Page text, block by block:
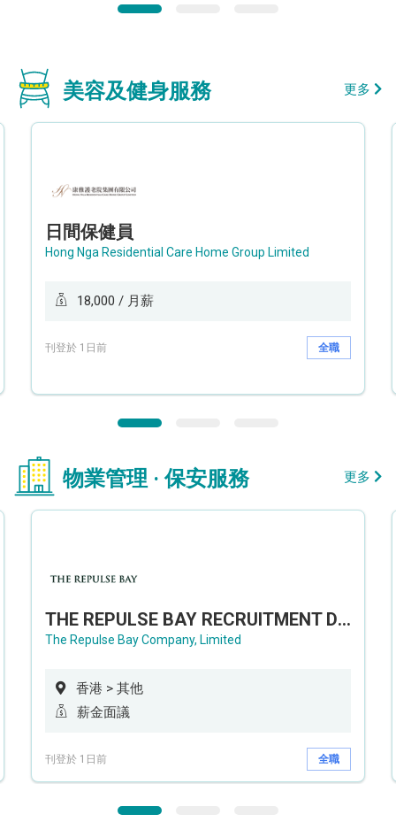
美容及健身服務 更多
日間保健員
Hong Nga Residential Care Home Group Limited
18,000 / 月薪
刊登於 1日前 全職
物業管理 · 保安服務 更多
THE REPULSE BAY RECRUITMENT DAY 淺水灣影灣園人才招聘會
The Repulse Bay Company, Limited
香港 > 其他
薪金面議
刊登於 1日前 全職